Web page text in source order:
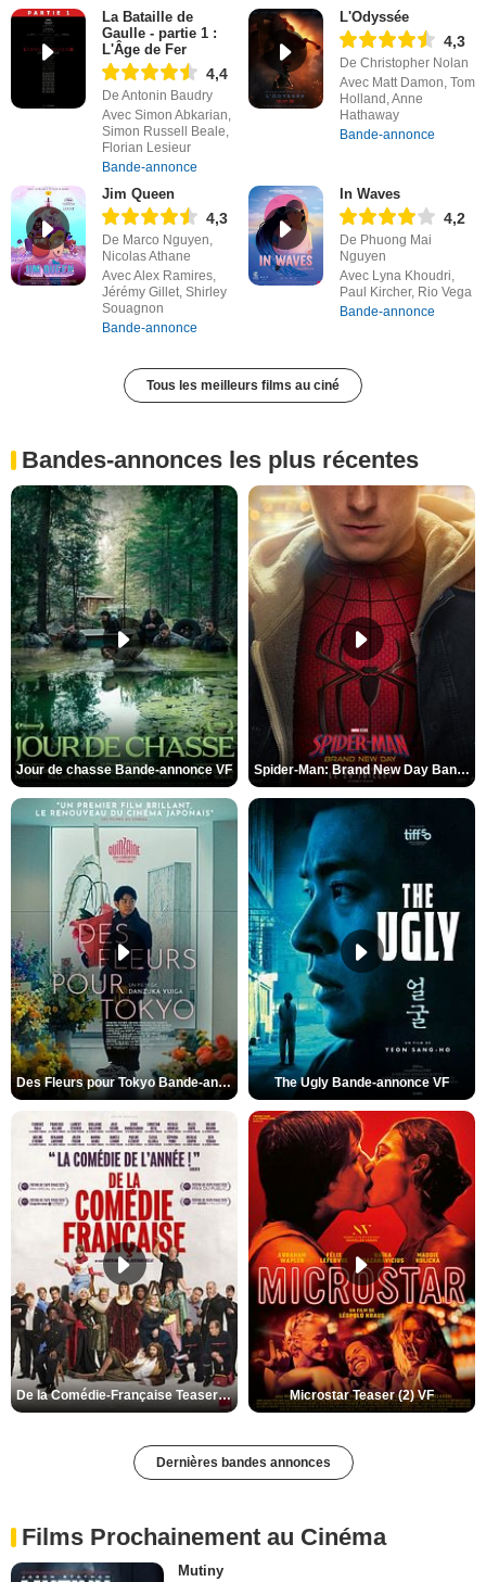
La Bataille de
Gaulle - partie 1 :
L'Âge de Fer
4,4
De Antonin Baudry
Avec Simon Abkarian,
Simon Russell Beale,
Florian Lesieur
Bande-annonce
L'Odyssée
4,3
De Christopher Nolan
Avec Matt Damon, Tom
Holland, Anne
Hathaway
Bande-annonce
Jim Queen
4,3
De Marco Nguyen,
Nicolas Athane
Avec Alex Ramires,
Jérémy Gillet, Shirley
Souagnon
Bande-annonce
In Waves
4,2
De Phuong Mai
Nguyen
Avec Lyna Khoudri,
Paul Kircher, Rio Vega
Bande-annonce
Tous les meilleurs films au ciné
Bandes-annonces les plus récentes
Jour de chasse Bande-annonce VF Spider-Man: Brand New Day Bande-annonce (3) VO STFR
Des Fleurs pour Tokyo Bande-annonce VO STFR The Ugly Bande-annonce VF
De la Comédie-Française Teaser (3) VF Microstar Teaser (2) VF
Dernières bandes annonces
Films Prochainement au Cinéma
Mutiny